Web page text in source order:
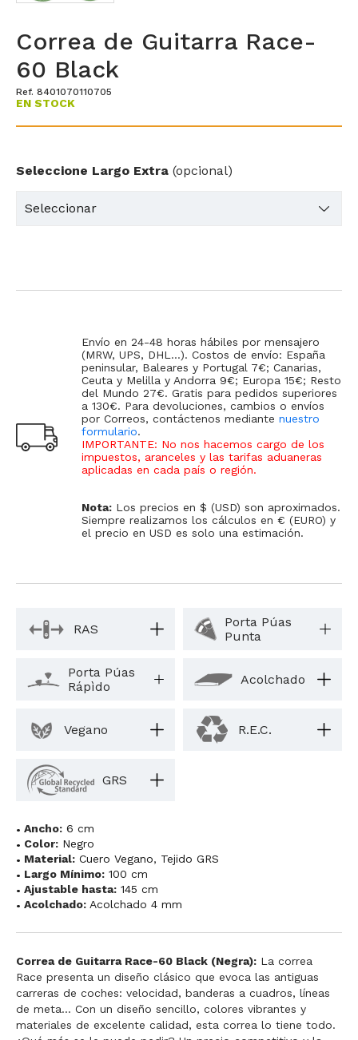
Correa de Guitarra Race-
60 Black
Ref. 8401070110705
EN STOCK
Seleccione Largo Extra (opcional)
Envío en 24-48 horas hábiles por mensajero
(MRW, UPS, DHL...). Costos de envío: España
peninsular, Baleares y Portugal 7€; Canarias,
Ceuta y Melilla y Andorra 9€; Europa 15€; Resto
del Mundo 27€. Gratis para pedidos superiores
a 130€. Para devoluciones, cambios o envíos
por Correos, contáctenos mediante nuestro
formulario.
IMPORTANTE: No nos hacemos cargo de los
impuestos, aranceles y las tarifas aduaneras
aplicadas en cada país o región.
Nota: Los precios en $ (USD) son aproximados.
Siempre realizamos los cálculos en € (EURO) y
el precio en USD es solo una estimación.
RAS
Porta Púas
Punta
Porta Púas
Rápìdo
Acolchado
Vegano R.E.C.
GRS
Ancho: 6 cm
Color: Negro
Material: Cuero Vegano, Tejido GRS
Largo Mínimo: 100 cm
Ajustable hasta: 145 cm
Acolchado: Acolchado 4 mm
Correa de Guitarra Race-60 Black (Negra): La correa
Race presenta un diseño clásico que evoca las antiguas
carreras de coches: velocidad, banderas a cuadros, líneas
de meta... Con un diseño sencillo, colores vibrantes y
materiales de excelente calidad, esta correa lo tiene todo.